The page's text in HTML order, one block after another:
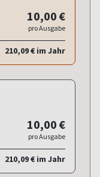
10,00 €
pro Ausgabe
210,09 € im Jahr
10,00 €
pro Ausgabe
210,09 € im Jahr